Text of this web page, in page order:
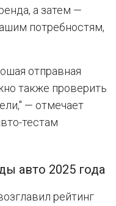
а затем —
потребностям,
отправная
также проверить
— отмечает
тестам
авто 2025 года
рейтинг